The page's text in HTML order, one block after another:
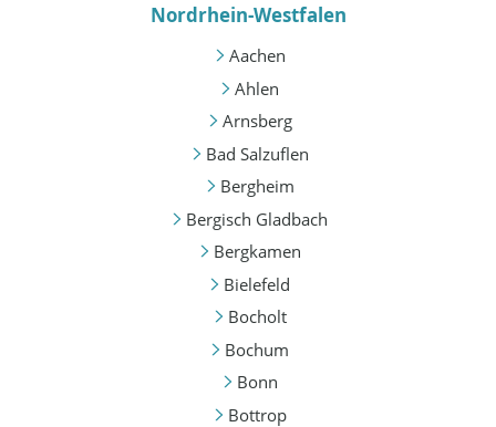
Nordrhein-Westfalen
Aachen
Ahlen
Arnsberg
Bad Salzuflen
Bergheim
Bergisch Gladbach
Bergkamen
Bielefeld
Bocholt
Bochum
Bonn
Bottrop